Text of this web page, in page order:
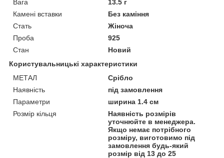
Вага
13.5 г
Камені вставки
Без каміння
Стать
Жіноча
Проба
925
Стан
Новий
Користувальницькі характеристики
МЕТАЛ
Срібло
Наявність
під замовлення
Параметри
ширина 1.4 см
Розмір кільця
Наявність розмірів
уточнюйте в менеджера.
Якщо немає потрібного
розміру, виготовимо під
замовлення будь-який
розмір від 13 до 25